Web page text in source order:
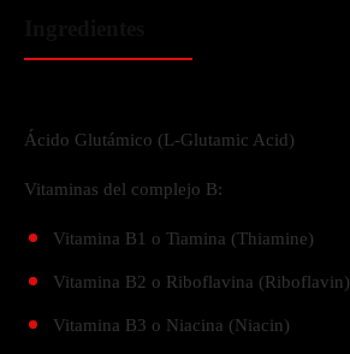
Ácido Glutámico (L-Glutamic Acid)
Vitaminas del complejo B:
Vitamina B1 o Tiamina (Thiamine)
Vitamina B2 o Riboflavina (Riboflavin)
Vitamina B3 o Niacina (Niacin)